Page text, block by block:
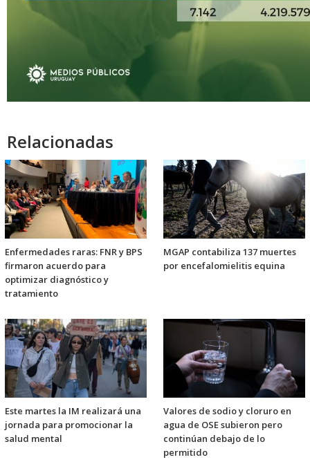
Relacionadas
Enfermedades raras: FNR y BPS
firmaron acuerdo para
optimizar diagnóstico y
tratamiento
MGAP contabiliza 137 muertes
por encefalomielitis equina
Este martes la IM realizará una
jornada para promocionar la
salud mental
Valores de sodio y cloruro en
agua de OSE subieron pero
continúan debajo de lo
permitido